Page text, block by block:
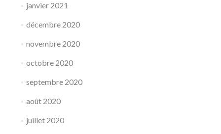
janvier 2021
décembre 2020
novembre 2020
octobre 2020
septembre 2020
août 2020
juillet 2020